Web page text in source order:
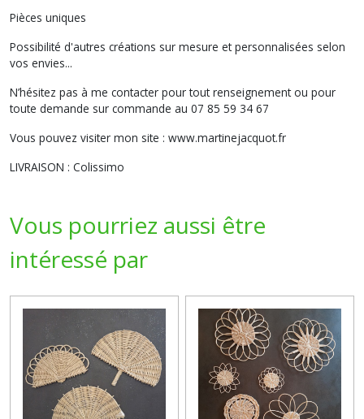
Pièces uniques
Possibilité d'autres créations sur mesure et personnalisées selon
vos envies...
N’hésitez pas à me contacter pour tout renseignement ou pour
toute demande sur commande au 07 85 59 34 67
Vous pouvez visiter mon site : www.martinejacquot.fr
LIVRAISON : Colissimo
Vous pourriez aussi être
intéressé par